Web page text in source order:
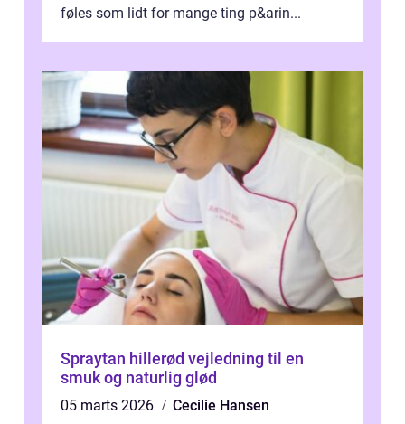
føles som lidt for mange ting p&arin...
Spraytan hillerød vejledning til en
smuk og naturlig glød
05 marts 2026
Cecilie Hansen